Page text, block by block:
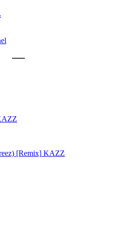
[Remix] KAZZ